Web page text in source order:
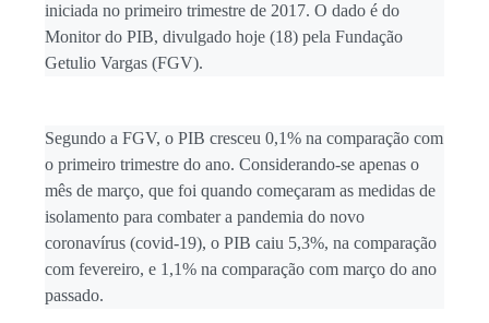
entrega de kits de EPIs para os servidores da
Secretaria de Infraestrutura
Jovem atleta de Soledade é selecionado
Instituto Vanderlei Cordeiro de Lima
PSB marca convenção estadual para dia 05
de agosto e deve homologar candidatura de
João ao Senado
iniciada no primeiro trimestre de 2017. O dado é do
Monitor do PIB, divulgado hoje (18) pela Fundação
Getulio Vargas (FGV).
Segundo a FGV, o PIB cresceu 0,1% na comparação com
o primeiro trimestre do ano. Considerando-se apenas o
mês de março, que foi quando começaram as medidas de
isolamento para combater a pandemia do novo
coronavírus (covid-19), o PIB caiu 5,3%, na comparação
com fevereiro, e 1,1% na comparação com março do ano
passado.